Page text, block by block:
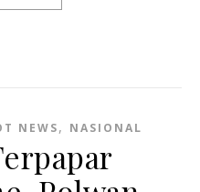
NEWS, NASIONAL